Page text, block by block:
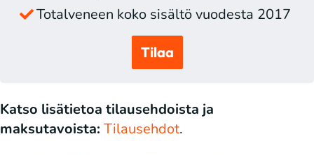
Totalveneen koko sisältö vuodesta 2017
Tilaa
Katso lisätietoa tilausehdoista ja
maksutavoista: Tilausehdot.